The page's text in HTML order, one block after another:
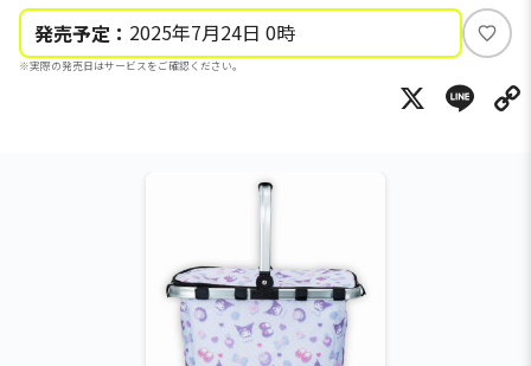
発売予定： 2025年7月24日 0時
※実際の発売日はサービスをご確認ください。
い
ね
X